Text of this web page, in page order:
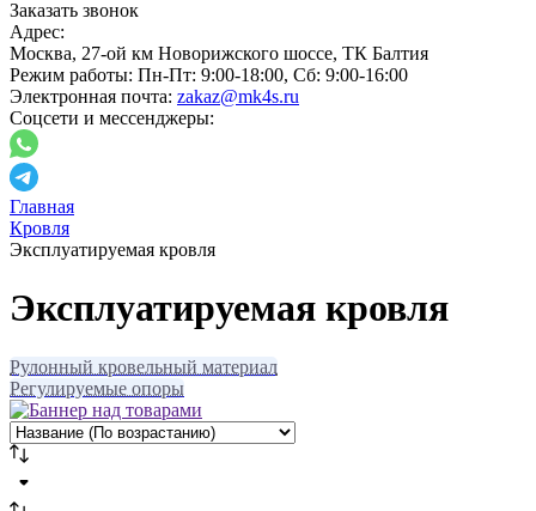
Заказать звонок
Адрес:
Москва, 27-ой км Новорижского шоссе, ТК Балтия
Режим работы: Пн-Пт: 9:00-18:00, Сб: 9:00-16:00
Электронная почта: zakaz@mk4s.ru
Соцсети и мессенджеры:
Главная
Кровля
Эксплуатируемая кровля
Эксплуатируемая кровля
Рулонный кровельный материал
Регулируемые опоры